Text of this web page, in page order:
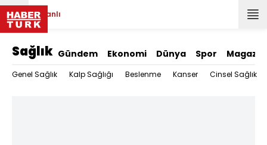
Canlı
Sağlık Gündem Ekonomi Dünya Spor Magazin
Genel Sağlık Kalp Sağlığı Beslenme Kanser Cinsel Sağlık